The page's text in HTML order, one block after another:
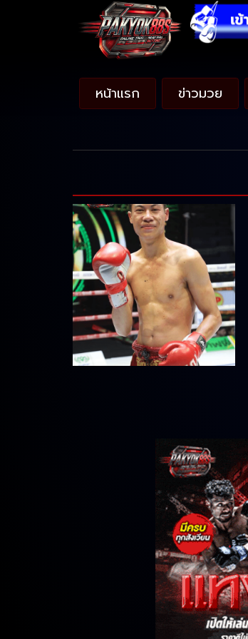
หน้าแรก ข่าวมวย